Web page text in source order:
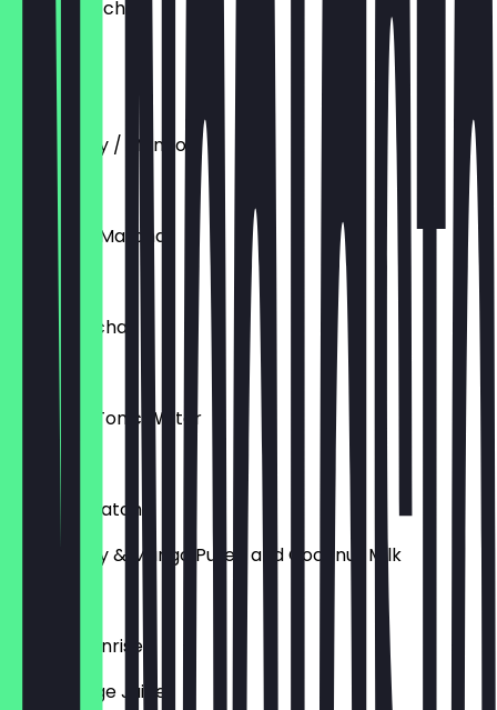
Skinny Matcha
with water
€ 4,20
Strawberry / Mango
€ 5,70
Blueberry Matcha
€ 4,90
Coco Matcha
€ 4,90
Matcha x Tonic Water
€ 5,70
Tropical Matcha
Strawberry & Mango Puree and Coconut Milk
Matcha Sunrise
with Orange Juice